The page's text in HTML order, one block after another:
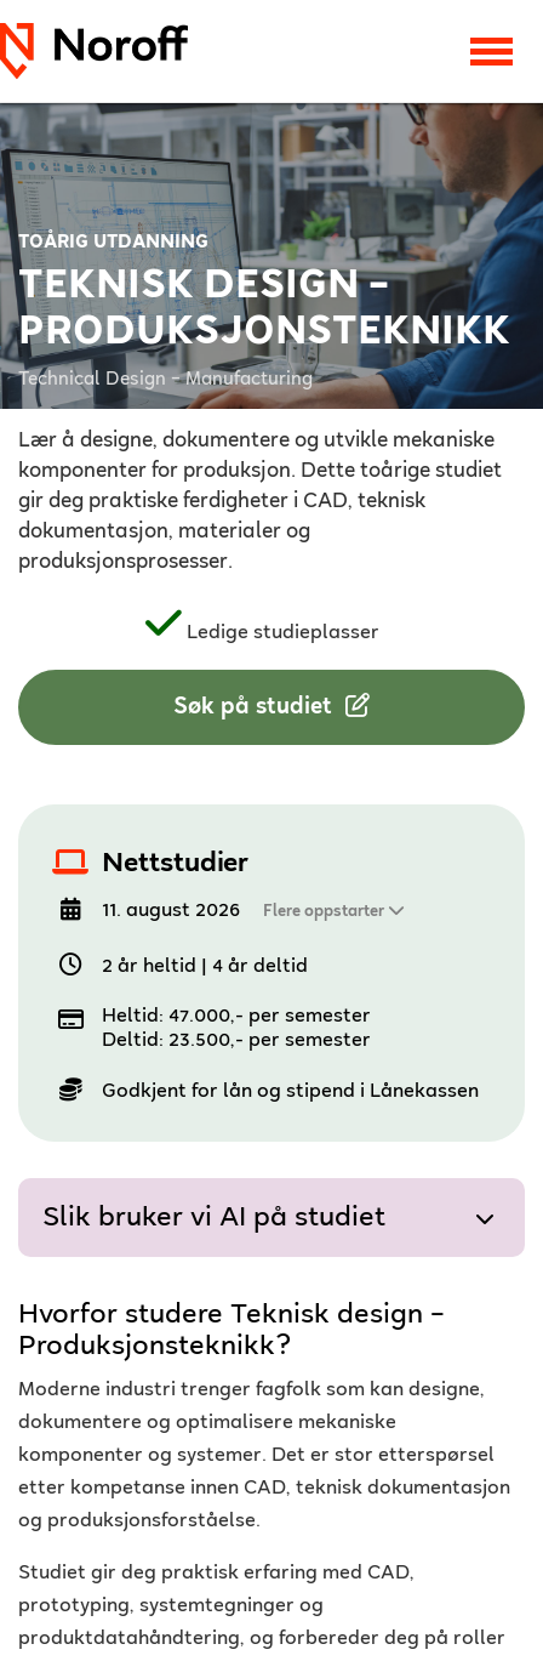
TOÅRIG UTDANNING
TEKNISK DESIGN –
PRODUKSJONSTEKNIKK
Technical Design – Manufacturing
Lær å designe, dokumentere og utvikle mekaniske
komponenter for produksjon. Dette toårige studiet
gir deg praktiske ferdigheter i CAD, teknisk
dokumentasjon, materialer og
produksjonsprosesser.
Ledige studieplasser
Søk på studiet
Nettstudier
11. august 2026 Flere oppstarter
2 år heltid 4 år deltid
Heltid: 47.000,- per semester
Deltid: 23.500,- per semester
Godkjent for lån og stipend i Lånekassen
Slik bruker vi AI på studiet
Hvorfor studere Teknisk design –
Produksjonsteknikk?
Moderne industri trenger fagfolk som kan designe,
dokumentere og optimalisere mekaniske
komponenter og systemer. Det er stor etterspørsel
etter kompetanse innen CAD, teknisk dokumentasjon
og produksjonsforståelse.
Studiet gir deg praktisk erfaring med CAD,
prototyping, systemtegninger og
produktdatahåndtering, og forbereder deg på roller